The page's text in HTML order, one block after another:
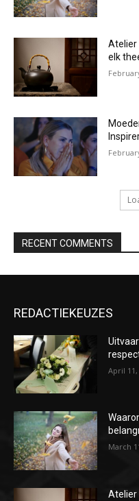
Atelier
elk
RECENT COMMENTS
REDACTIEKEUZES
April 11,
March
Atelier